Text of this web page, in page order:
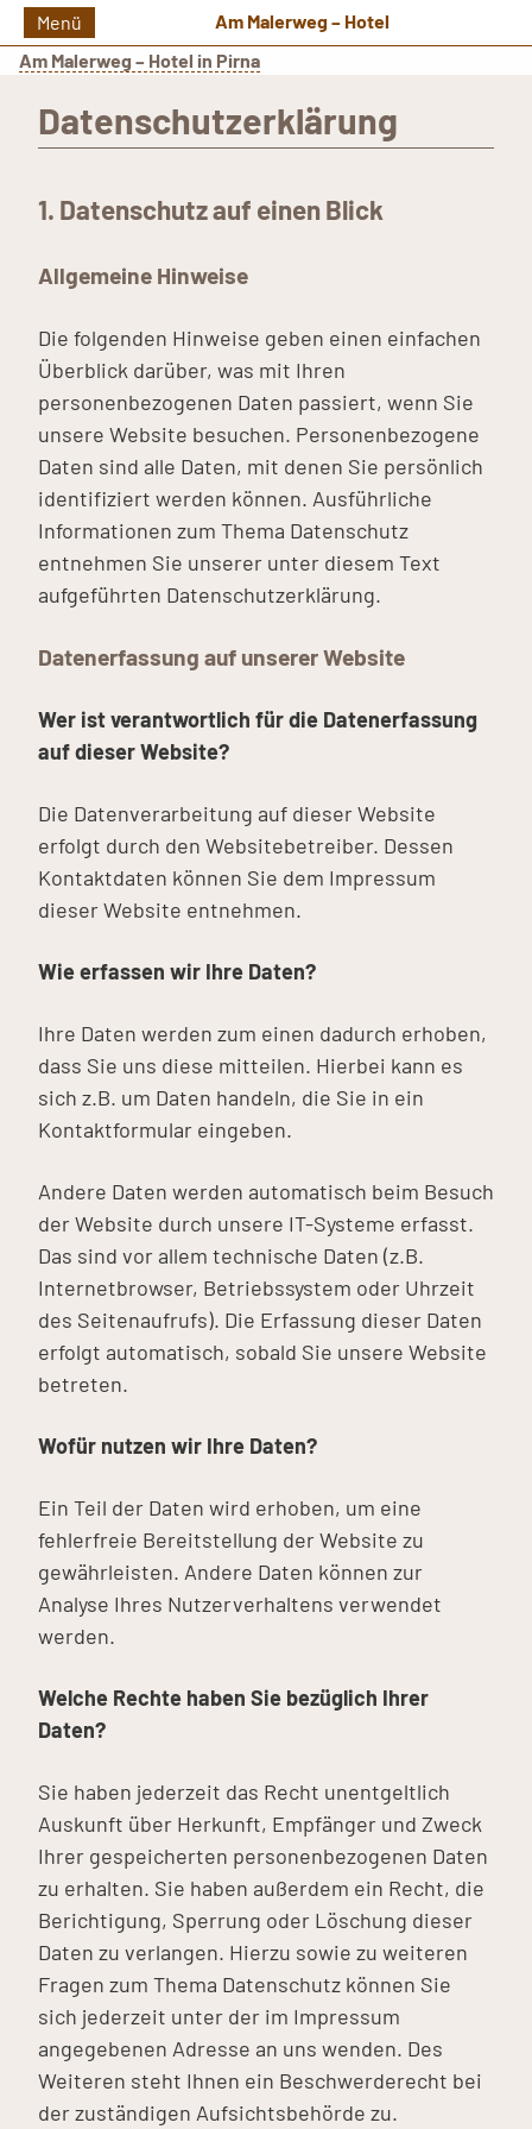
Menü
Am Malerweg – Hotel
Am Malerweg – Hotel in Pirna
Datenschutzerklärung
1. Datenschutz auf einen Blick
Allgemeine Hinweise
Die folgenden Hinweise geben einen einfachen
Überblick darüber, was mit Ihren
personenbezogenen Daten passiert, wenn Sie
unsere Website besuchen. Personenbezogene
Daten sind alle Daten, mit denen Sie persönlich
identifiziert werden können. Ausführliche
Informationen zum Thema Datenschutz
entnehmen Sie unserer unter diesem Text
aufgeführten Datenschutzerklärung.
Datenerfassung auf unserer Website
Wer ist verantwortlich für die Datenerfassung
auf dieser Website?
Die Datenverarbeitung auf dieser Website
erfolgt durch den Websitebetreiber. Dessen
Kontaktdaten können Sie dem Impressum
dieser Website entnehmen.
Wie erfassen wir Ihre Daten?
Ihre Daten werden zum einen dadurch erhoben,
dass Sie uns diese mitteilen. Hierbei kann es
sich z.B. um Daten handeln, die Sie in ein
Kontaktformular eingeben.
Andere Daten werden automatisch beim Besuch
der Website durch unsere IT-Systeme erfasst.
Das sind vor allem technische Daten (z.B.
Internetbrowser, Betriebssystem oder Uhrzeit
des Seitenaufrufs). Die Erfassung dieser Daten
erfolgt automatisch, sobald Sie unsere Website
betreten.
Wofür nutzen wir Ihre Daten?
Ein Teil der Daten wird erhoben, um eine
fehlerfreie Bereitstellung der Website zu
gewährleisten. Andere Daten können zur
Analyse Ihres Nutzerverhaltens verwendet
werden.
Welche Rechte haben Sie bezüglich Ihrer
Daten?
Sie haben jederzeit das Recht unentgeltlich
Auskunft über Herkunft, Empfänger und Zweck
Ihrer gespeicherten personenbezogenen Daten
zu erhalten. Sie haben außerdem ein Recht, die
Berichtigung, Sperrung oder Löschung dieser
Daten zu verlangen. Hierzu sowie zu weiteren
Fragen zum Thema Datenschutz können Sie
sich jederzeit unter der im Impressum
angegebenen Adresse an uns wenden. Des
Weiteren steht Ihnen ein Beschwerderecht bei
der zuständigen Aufsichtsbehörde zu.